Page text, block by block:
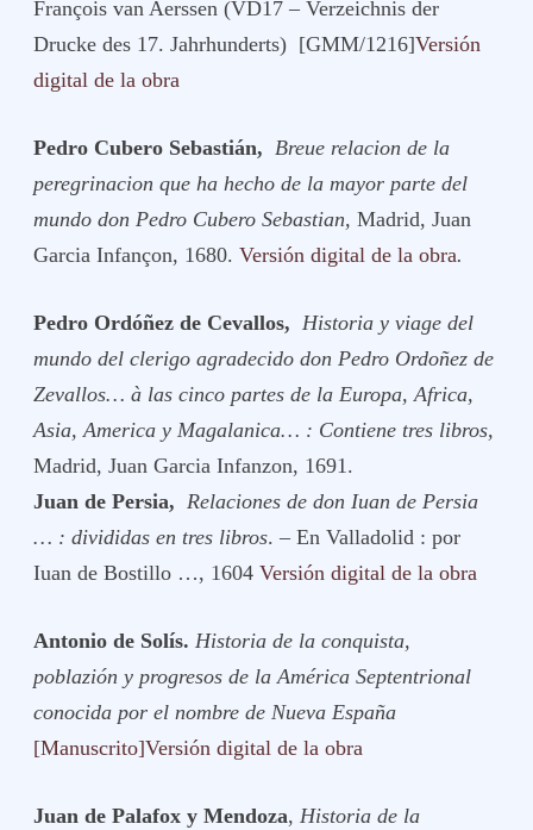
François van Aerssen (VD17 – Verzeichnis der
Drucke des 17. Jahrhunderts) [GMM/1216]Versión
digital de la obra
Pedro Cubero Sebastián,Breue relacion de la
peregrinacion que ha hecho de la mayor parte del
mundo don Pedro Cubero Sebastian,Madrid, Juan
Garcia Infançon, 1680.Versión digital de la obra.
Pedro Ordóñez de Cevallos,Historia y viage del
mundo del clerigo agradecido don Pedro Ordoñez de
Zevallos… à las cinco partes de la Europa, Africa,
Asia, America y Magalanica… : Contiene tres libros,
Madrid, Juan Garcia Infanzon, 1691.
Juan de Persia, Relaciones de don Iuan de Persia
… : divididas en tres libros. – En Valladolid : por
Iuan de Bostillo …, 1604Versión digital de la obra
Antonio de Solís.Historia de la conquista,
poblazión y progresos de la América Septentrional
conocida por el nombre de Nueva España
[Manuscrito]Versión digital de la obra
Juan de Palafox y Mendoza,Historia de la